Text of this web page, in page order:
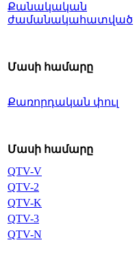
Քանակական
ժամանակահատված
Մասի համարը
Քառորդական փուլ
Մասի համարը
QTV-V
QTV-2
QTV-K
QTV-3
QTV-N